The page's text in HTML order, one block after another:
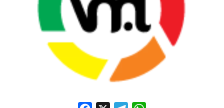
Facebook
X Telegram